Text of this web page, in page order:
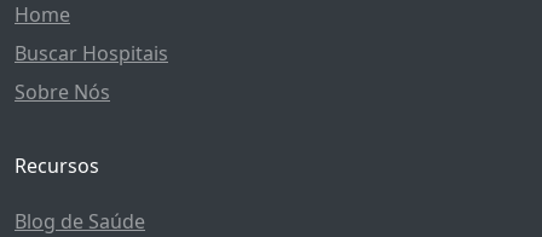
Home
Buscar Hospitais
Sobre Nós
Recursos
Blog de Saúde